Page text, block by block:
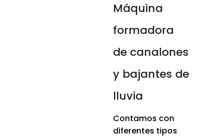
Máquina
formadora
de canalones
y bajantes de
lluvia
Contamos con
diferentes tipos